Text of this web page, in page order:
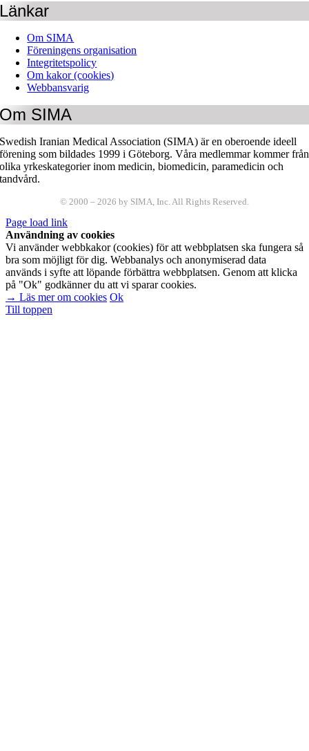
Länkar
Om SIMA
Föreningens organisation
Integritetspolicy
Om kakor (cookies)
Webbansvarig
Om SIMA
Swedish Iranian Medical Association (SIMA) är en oberoende ideell
förening som bildades 1999 i Göteborg. Våra medlemmar kommer från
olika yrkeskategorier inom medicin, biomedicin, paramedicin och
tandvård.
© 2000 – 2026 by SIMA, Inc. All Rights Reserved.
Page load link
Användning av cookies
Vi använder webbkakor (cookies) för att webbplatsen ska fungera så
bra som möjligt för dig. Webbanalys och anonymiserad data
används i syfte att löpande förbättra webbplatsen. Genom att klicka
på "Ok" godkänner du att vi sparar cookies.
→ Läs mer om cookies Ok
Till toppen